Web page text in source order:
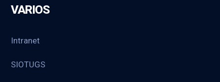
VARIOS
Intranet
SIOTUGS